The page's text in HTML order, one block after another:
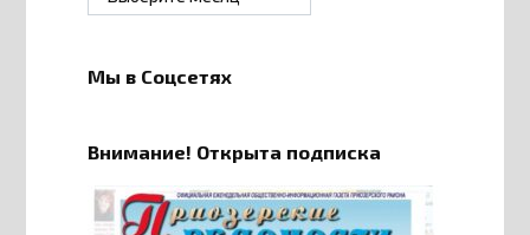
Мы в Соцсетях
Внимание! Открыта подписка